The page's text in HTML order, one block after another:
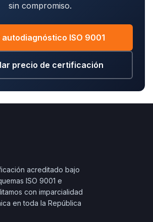
sin compromiso.
ISO 9001
precio de certificación
acreditado bajo
ISO 9001 e
con imparcialidad
en toda la República